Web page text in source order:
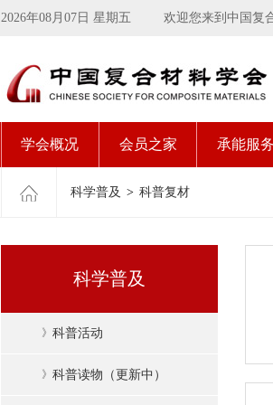
2026年08月07日 星期五 欢迎您来到中国复
学会概况 会员之家 承能服
科学普及 > 科普复材
科学普及
》 科普活动
》 科普读物（更新中）